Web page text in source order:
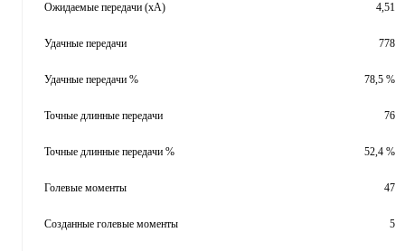
Ожидаемые передачи (xA) 4,51
Удачные передачи 778
Удачные передачи % 78,5 %
Точные длинные передачи 76
Точные длинные передачи % 52,4 %
Голевые моменты 47
Созданные голевые моменты 5